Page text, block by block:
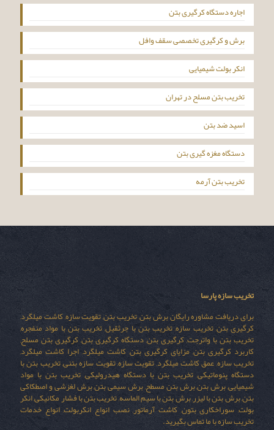
اجاره دستگاه کرگیری بتن
برش و کرگیری تخصصی سقف وافل
انکر بولت شیمیایی
تخریب بتن مسلح در تهران
اسید ضد بتن
دستگاه مغزه گیری بتن
تخریب بتن آرمه
تخریب سازه پارسا
برای دریافت مشاوره رایگان برش بتن, تخریب بتن, تقویت سازه, کاشت میلگرد,
کرگیری بتن, تخریب سازه, تخریب بتن با جرثقیل, تخریب بتن با مواد منفجره,
تخریب بتن با واترجت, کرگیری بتن, دستگاه کرگیری بتن, کرگیری بتن مسلح,
کاربرد کرگیری بتن, مزایای کرگیری بتن, کاشت میلگرد, اجرا کاشت میلگرد,
تخریب سازه, عمق کاشت میلگرد, تقویت سازه, تقویت سازه بتنی, تخریب بتن با
دستگاه پنوماتیکی, تخریب بتن با دستگاه هیدرولیکی, تخریب بتن با مواد
شیمیایی, برش بتن, برش بتن مسطح, برش سیمی بتن, برش لغزشی و اصطکاکی
بتن, برش بتن با لیزر, برش بتن با سیم الماسه, تخریب بتن با فشار مکانیکی, انکر
بولت, سوراخکاری بتون, کاشت آرماتور, نصب انواع انکربولت, انواع خدمات
تخریب سازه با ما تماس بگیرید.